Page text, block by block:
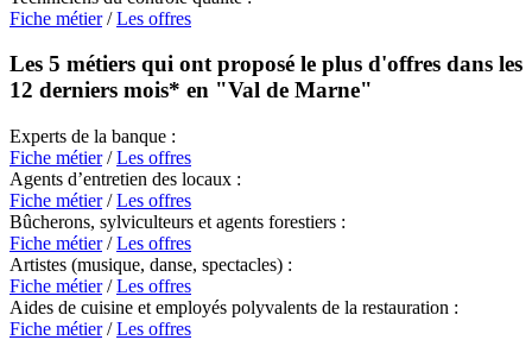
Fiche métier/Les offres
Les 5 métiers qui ont proposé le plus d'offres dans les
12 derniers mois* en "Val de Marne"
Experts de la banque :
Fiche métier/Les offres
Agents d’entretien des locaux :
Fiche métier/Les offres
Bûcherons, sylviculteurs et agents forestiers :
Fiche métier/Les offres
Artistes (musique, danse, spectacles) :
Fiche métier/Les offres
Aides de cuisine et employés polyvalents de la restauration :
Fiche métier/Les offres